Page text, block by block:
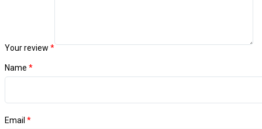
Your review *
Name *
Email *